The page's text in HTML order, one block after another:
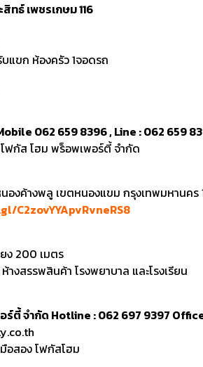
ทธ์ เพชรเกษม 116
แขก ห้องครัว 1จอดรถ
062 659 8396 , Line : 062 659
ฟกัส โฮม พร็อพเพอร์ตี้ จำกัด
องค้างพลู เขตหนองแขม กรุงเทพมหานคร
C2zovYYApvRvneRS8
ยง 200 เมตร
งสรรพสินค้า โรงพยาบาล และโรงเรียน
ร์ตี้ จำกัด Hotline : 062 697 9397
อสอง โฟกัสโฮม